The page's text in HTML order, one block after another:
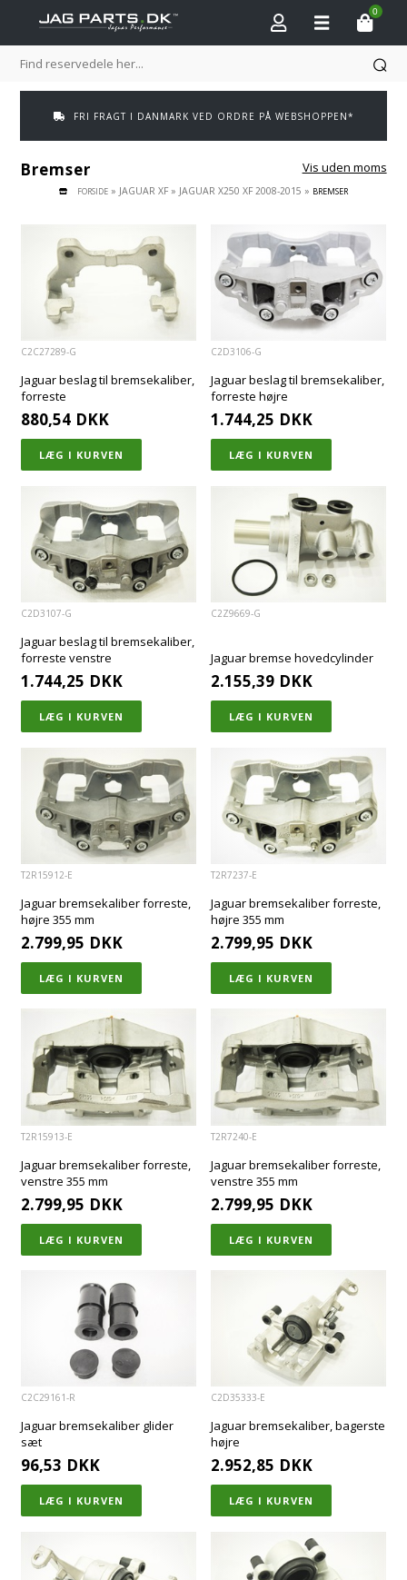
0
FRI FRAGT I DANMARK VED ORDRE PÅ WEBSHOPPEN*
Bremser
FORSIDE» JAGUAR XF» JAGUAR X250 XF 2008-2015 » BREMSER
Vis uden moms
C2C27289-G
Jaguar beslag til bremsekaliber,
forreste
880,54 DKK
C2D3106-G
Jaguar beslag til bremsekaliber,
forreste højre
1.744,25 DKK
C2D3107-G
Jaguar beslag til bremsekaliber,
forreste venstre
1.744,25 DKK
C2Z9669-G
Jaguar bremse hovedcylinder
2.155,39 DKK
T2R15912-E
Jaguar bremsekaliber forreste,
højre 355 mm
2.799,95 DKK
T2R7237-E
Jaguar bremsekaliber forreste,
højre 355 mm
2.799,95 DKK
T2R15913-E
Jaguar bremsekaliber forreste,
venstre 355 mm
2.799,95 DKK
T2R7240-E
Jaguar bremsekaliber forreste,
venstre 355 mm
2.799,95 DKK
C2C29161-R
Jaguar bremsekaliber glider
sæt
96,53 DKK
C2D35333-E
Jaguar bremsekaliber, bagerste
højre
2.952,85 DKK